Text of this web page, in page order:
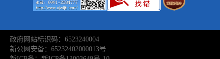
政府网站标识码：6523240004
新公网安备：65232402000013号